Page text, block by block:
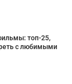
топ-25,
с любимыми